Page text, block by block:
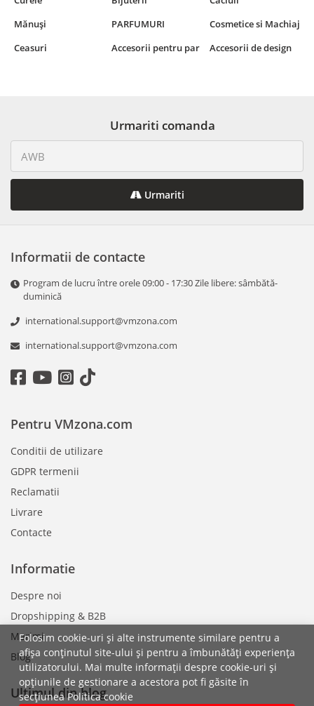
Mănuși
PARFUMURI
Cosmetice si Machiaj
Ceasuri
Accesorii pentru par Accesorii de design
Folosim cookie-uri și alte instrumente similare pentru a
afișa conținutul site-ului și pentru a îmbunătăți experiența
utilizatorului. Mai multe informații despre cookie-uri și
opțiunile de gestionare a acestora pot fi găsite în
secțiunea Politica cookie
Urmariti comanda
Urmariti
Informatii de contacte
Program de lucru între orele 09:00 - 17:30 Zile libere: sâmbătă-
duminică
international.support@vmzona.com
international.support@vmzona.com
Informatie
Despre noi
Dropshipping & B2B
Marimi
Blog
Pentru VMzona.com
Conditii de utilizare
GDPR termenii
Reclamatii
Livrare
Contacte
Ultimul din blog